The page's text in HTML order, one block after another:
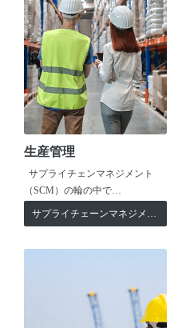
生産管理
サプライチェンマネジメント
（SCM）の輪の中で…
サプライチェーンマネジメント